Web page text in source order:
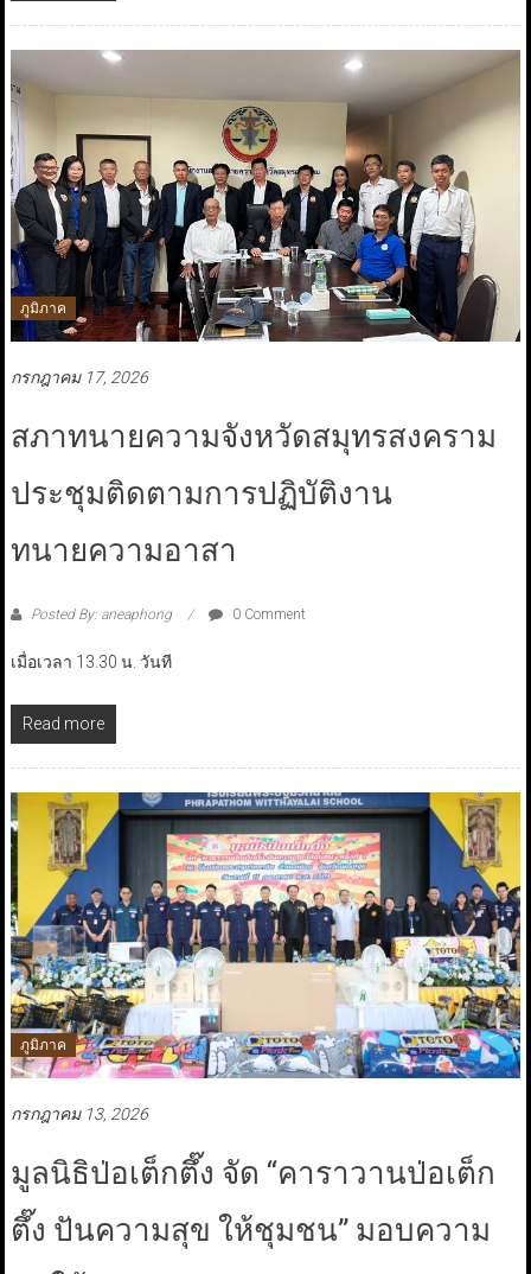
ภูมิภาค
กรกฎาคม 17, 2026
สภาทนายความจังหวัดสมุทรสงคราม
ประชุมติดตามการปฏิบัติงาน
ทนายความอาสา
Posted By: aneaphong 0 Comment
เมื่อเวลา 13.30 น. วันที
Read more
ภูมิภาค
กรกฎาคม 13, 2026
มูลนิธิป่อเต็กตึ๊ง จัด “คาราวานป่อเต็ก
ตึ๊ง ปันความสุข ให้ชุมชน” มอบความ